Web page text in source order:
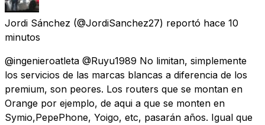
Jordi Sánchez (@JordiSanchez27) reportó hace 10
minutos
@ingenieroatleta @Ruyu1989 No limitan, simplemente
los servicios de las marcas blancas a diferencia de los
premium, son peores. Los routers que se montan en
Orange por ejemplo, de aqui a que se monten en
Symio,PepePhone, Yoigo, etc, pasarán años. Igual que